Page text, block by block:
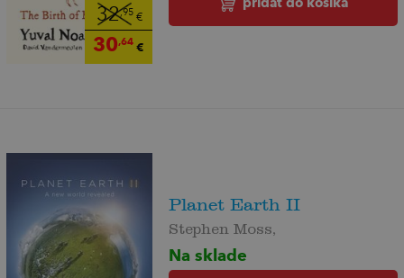
32,95€
30,64€
Planet Earth II
Stephen Moss,
Na sklade